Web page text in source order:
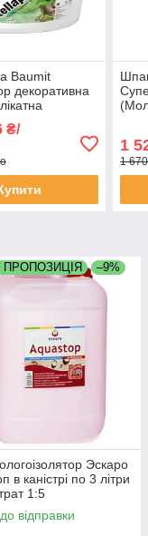
Baumit
декоративна
мм відро 25
₴/
1
1
ПРОПОЗИЦІЯ –9%
Эскаро
в каністрі по 3 літри
1:5
відправки